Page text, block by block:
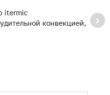
itermic
конвекцией,